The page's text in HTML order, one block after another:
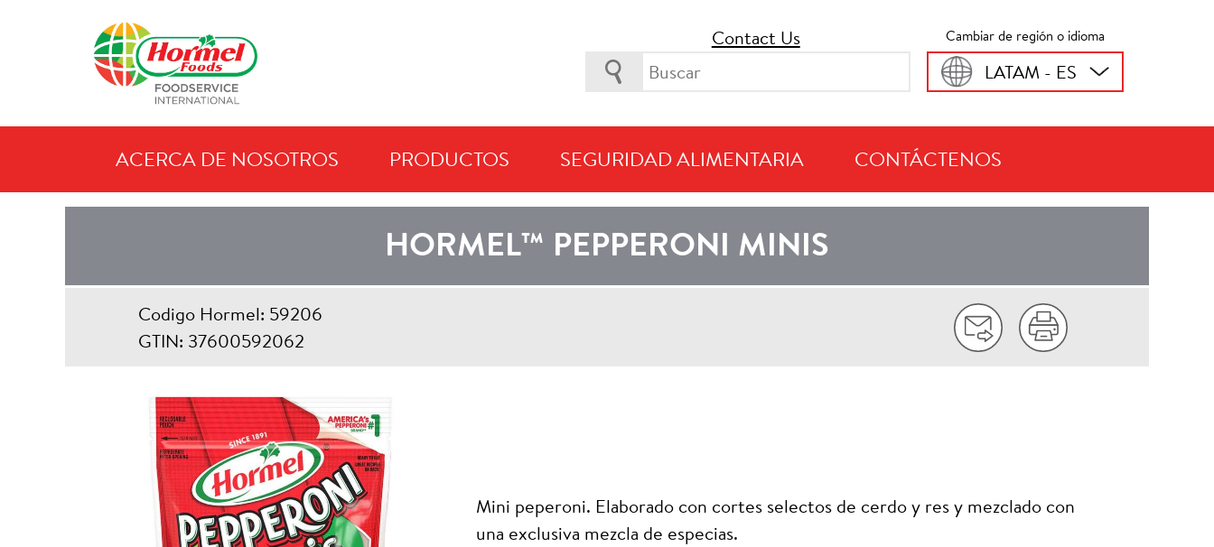
Contact Us Cambiar de región o idioma
LATAM - ES
ACERCA DE NOSOTROS PRODUCTOS SEGURIDAD ALIMENTARIA CONTÁCTENOS
HORMEL™ PEPPERONI MINIS
Codigo Hormel: 59206
GTIN: 37600592062
Mini peperoni. Elaborado con cortes selectos de cerdo y res y mezclado con
una exclusiva mezcla de especias.